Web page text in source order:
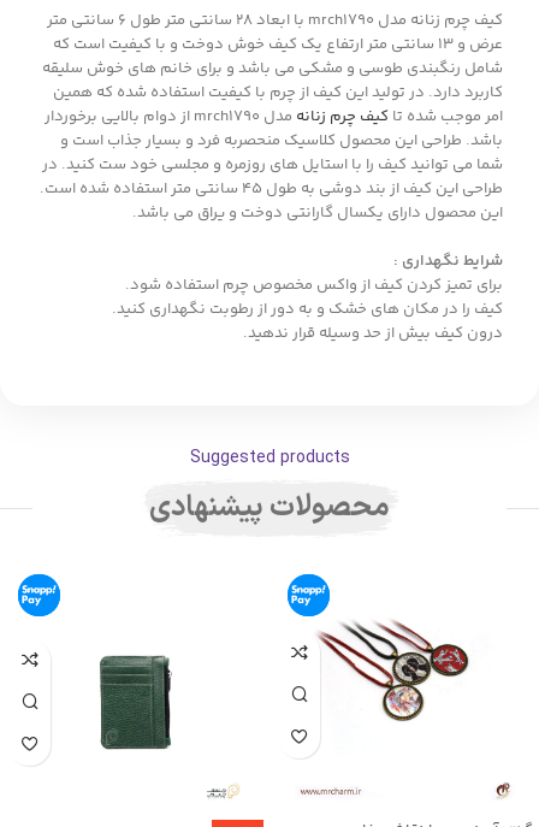
کیف چرم زنانه مدل mrch1790 با ابعاد 28 سانتی متر طول 6 سانتی متر
عرض و 13 سانتی متر ارتفاع یک کیف خوش دوخت و با کیفیت است که
شامل رنگبندی طوسی و مشکی می باشد و برای خانم های خوش سلیقه
کاربرد دارد. در تولید این کیف از چرم با کیفیت استفاده شده که همین
امر موجب شده تا کیف چرم زنانه
مدل mrch1790 از دوام بالایی برخوردار
باشد. طراحی این محصول کلاسیک منحصربه فرد و بسیار جذاب است و
شما می توانید کیف را با استایل های روزمره و مجلسی خود ست کنید. در
طراحی این کیف از بند دوشی به طول 45 سانتی متر استفاده شده است.
این محصول دارای یکسال گارانتی دوخت و یراق می باشد.
شرایط نگهداری :
برای تمیز کردن کیف از واکس مخصوص چرم استفاده شود.
کیف را در مکان های خشک و به دور از رطوبت نگهداری کنید.
درون کیف بیش از حد وسیله قرار ندهید.
Suggested products
محصولات پیشنهادی